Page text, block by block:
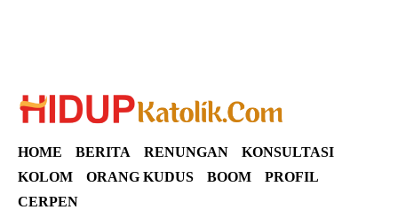
HOME BERITA RENUNGAN
KONSULTASI
KOLOM
ORANG KUDUS BOOM
PROFIL
CERPEN